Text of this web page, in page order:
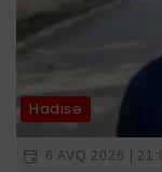
Hadisə
6 AVQ 2026 |